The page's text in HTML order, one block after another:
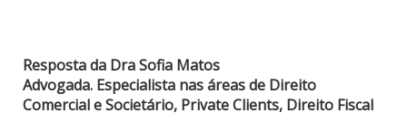
Resposta da Dra Sofia Matos
Advogada. Especialista nas áreas de Direito
Comercial e Societário, Private Clients, Direito Fiscal